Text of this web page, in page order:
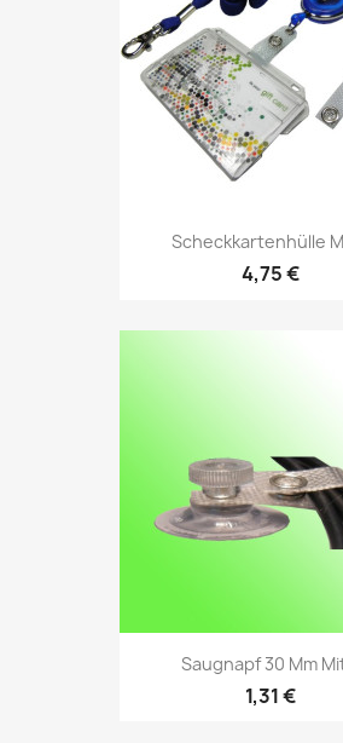
Scheckkartenhülle
4,75 €
Saugnapf 30 Mm
1,31 €